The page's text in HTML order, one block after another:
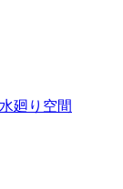
廻り空間